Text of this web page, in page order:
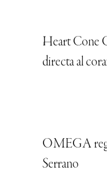
Heart Cone
directa al
OMEGA
Serrano